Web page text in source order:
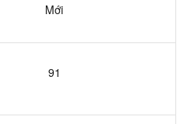
Mới
91